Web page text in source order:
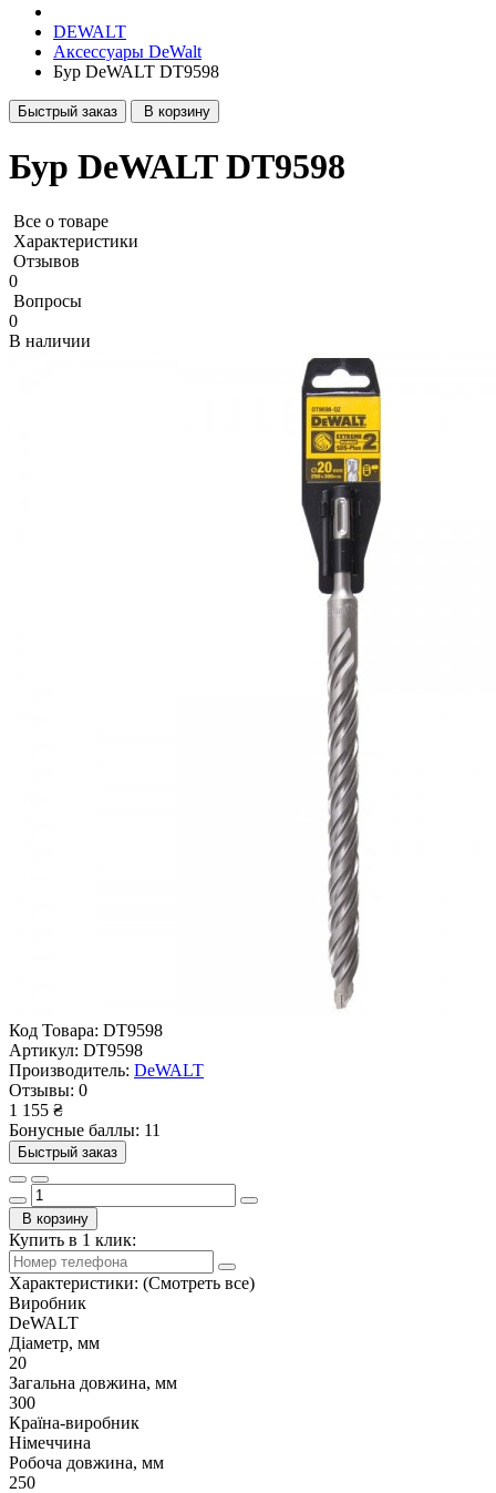
DEWALT
Аксессуары DeWalt
Бур DeWALT DT9598
Быстрый заказ В корзину
Бур DeWALT DT9598
Все о товаре
Характеристики
Отзывов
0
Вопросы
0
В наличии
Код Товара: DT9598
Артикул: DT9598
Производитель: DeWALT
Отзывы: 0
1 155 ₴
Бонусные баллы: 11
Быстрый заказ
В корзину
Купить в 1 клик:
Характеристики: (Смотреть все)
Виробник
DeWALT
Діаметр, мм
20
Загальна довжина, мм
300
Країна-виробник
Німеччина
Робоча довжина, мм
250